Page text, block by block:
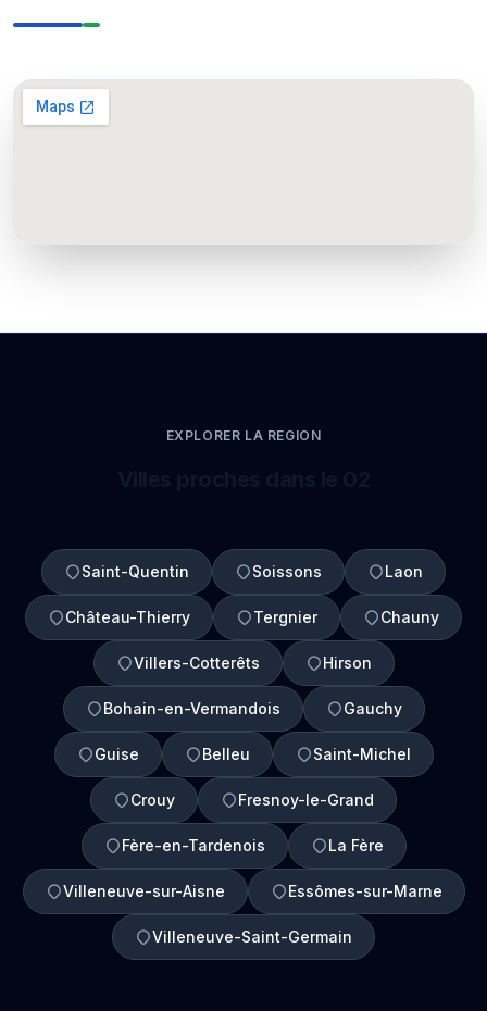
EXPLORER LA REGION
Saint-Quentin Soissons Laon
Château-Thierry Tergnier Chauny
Villers-Cotterêts Hirson
Bohain-en-Vermandois Gauchy
Guise Belleu Saint-Michel
Crouy Fresnoy-le-Grand
Fère-en-Tardenois La Fère
Villeneuve-sur-Aisne Essômes-sur-Marne
Villeneuve-Saint-Germain